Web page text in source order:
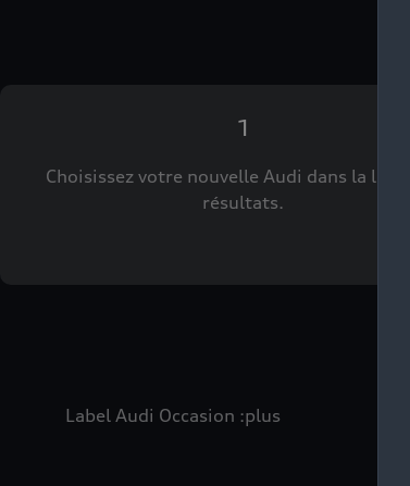
1
Choisissez votre nouvelle Audi dans la liste
résultats.
Label Audi Occasion :plus